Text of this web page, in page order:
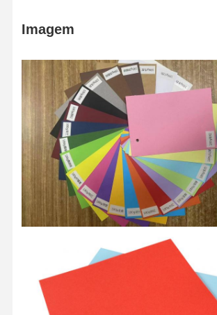
Imagem